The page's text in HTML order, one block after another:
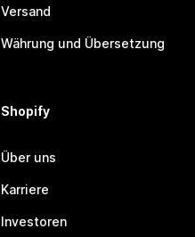
Versand
Währung und Übersetzung
Shopify
Über uns
Karriere
Investoren